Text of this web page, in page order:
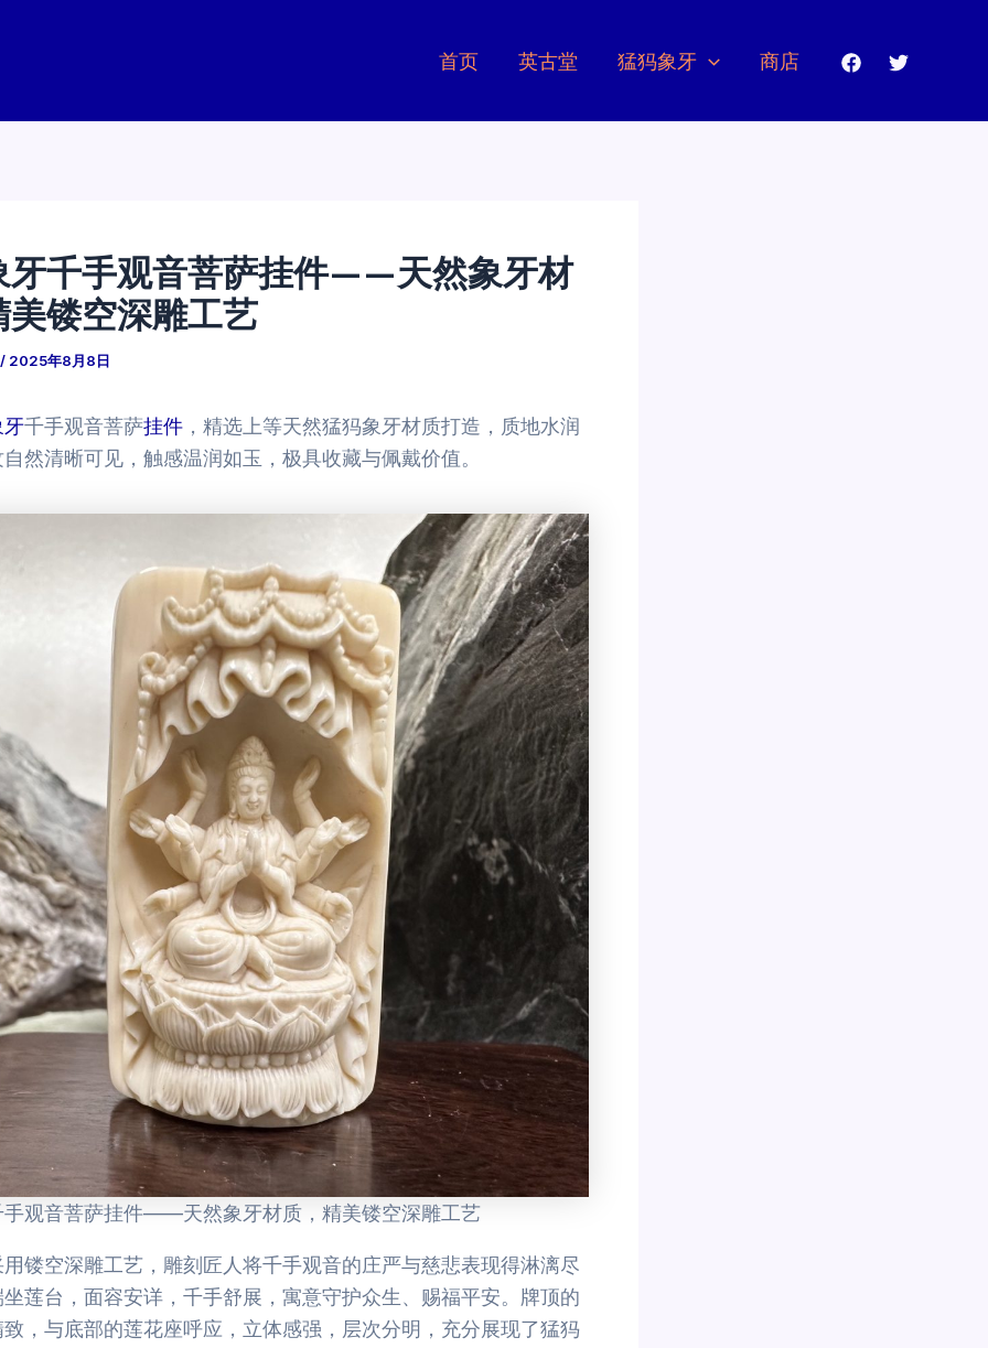
首页 英古堂 猛犸象牙 商店
牙千手观音菩萨挂件——天然象牙材
美镂空深雕工艺
/ 2025年8月8日
牙千手观音菩萨挂件 ，精选上等天然猛犸象牙材质打造，质地水润
然清晰可见，触感温润如玉，极具收藏与佩戴价值。
手观音菩萨挂件——天然象牙材质，精美镂空深雕工艺
镂空深雕工艺，雕刻匠人将千手观音的庄严与慈悲表现得淋漓尽
莲台，面容安详，千手舒展，寓意守护众生、赐福平安。牌顶的
，与底部的莲花座呼应，立体感强，层次分明，充分展现了猛犸